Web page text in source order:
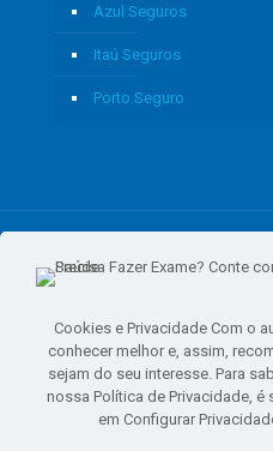
Azul Seguros
Itaú Seguros
Porto Seguro
© 2020 - Yoshie & Maia
PAVIMENTO - CEP 06.020-012
TELEFONE -
Cookies e Privacidade Com o
conhecer melhor e, assim,
sejam do seu interesse. Para
nossa Política de Privacidade,
em Configurar